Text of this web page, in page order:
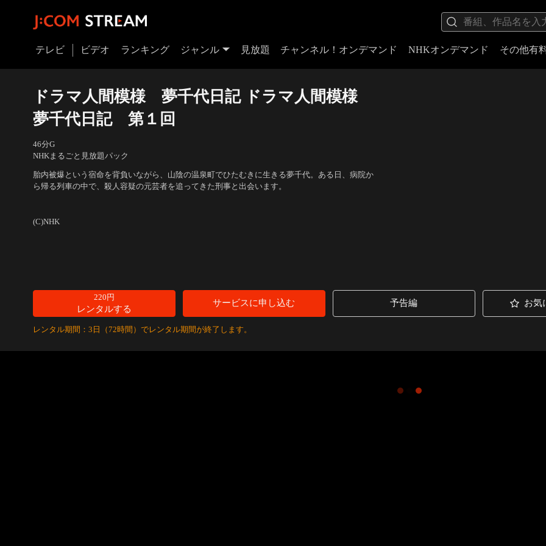
テレビ ビデオ ランキング ジャンル 見放題 チャンネル！オンデマンド NHKオンデマンド その他有
ドラマ人間模様 夢千代日記 ドラマ人間模様
夢千代日記 第１回
46分G
NHKまるごと見放題パック
胎内被爆という宿命を背負いながら、山陰の温泉町でひたむきに生きる夢千代。ある日、病院か
ら帰る列車の中で、殺人容疑の元芸者を追ってきた刑事と出会います。
(C)NHK
220円
レンタルする
サービスに申し込む 予告編 お気
レンタル期間：3日（72時間）でレンタル期間が終了します。